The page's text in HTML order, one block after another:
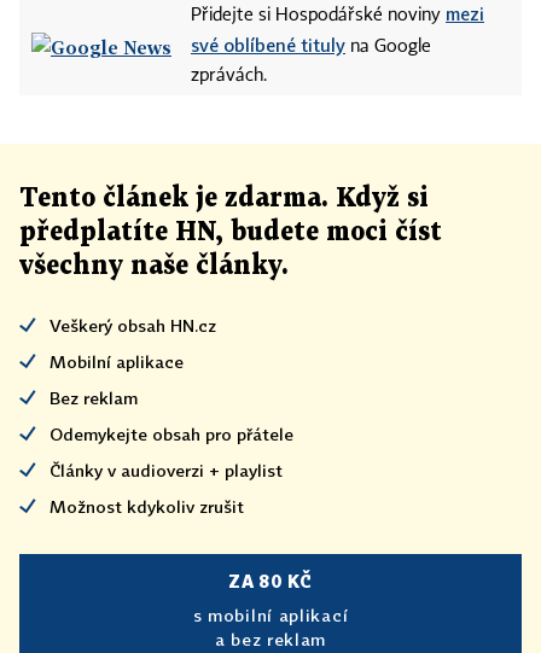
Přidejte si Hospodářské noviny mezi
své oblíbené tituly na Google
zprávách.
Tento článek je zdarma. Když si
předplatíte HN, budete moci číst
všechny naše články.
Veškerý obsah HN.cz
Mobilní aplikace
Bez reklam
Odemykejte obsah pro přátele
Články v audioverzi + playlist
Možnost kdykoliv zrušit
ZA 80 KČ
s mobilní aplikací
a bez reklam